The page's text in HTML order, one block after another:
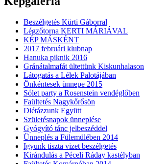
Beszélgetés Kürti Gáborral
Légzőtorna KERTI MÁRIÁVAL
KÉP MÁSKÉNT
2017 februári klubnap
Hanuka piknik 2016
Gránátalmafát ültettünk Kiskunhalason
Látogatás a Lélek Palotájában
Önkéntesek ünnepe 2015
Sólet party a Rosenstein vendéglőben
Faültetés Nagykőrősön
Diétázzunk Együtt
Születésnapok ünneplése
Gyógyító tánc jelbeszéddel
Ünneplés a Fülemülében 2014
Igyunk tiszta vizet beszélgetés
Kirándulás a Péceli Ráday kastélyban